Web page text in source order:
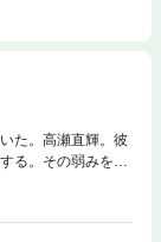
た。高瀬直輝。彼
る。その弱みを逆
る。その条件は…
トルの全年齢版